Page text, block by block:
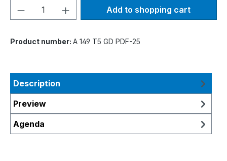
Product Quantity: Enter the desired
Add to shopping cart
Product number: A 149 T5 GD PDF-25
Description
Preview
Agenda